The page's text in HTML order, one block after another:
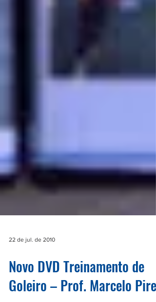
22 de jul. de 2010
Novo DVD Treinamento de